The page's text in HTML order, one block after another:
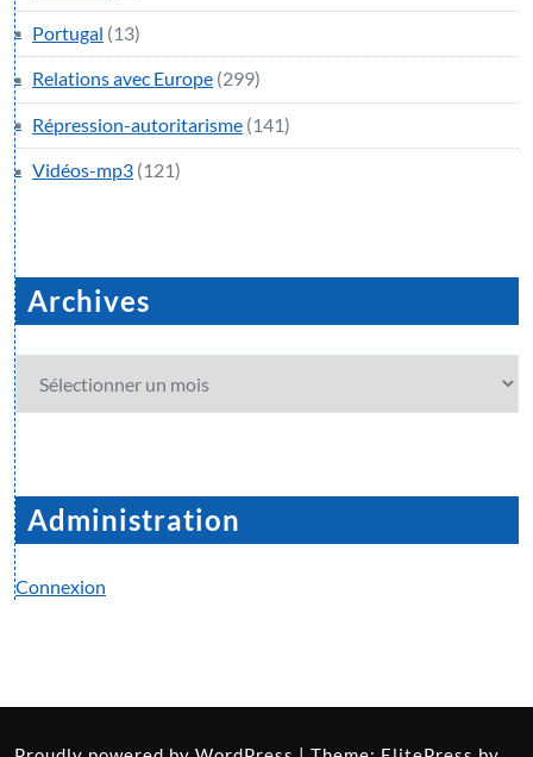
Portugal (13)
Relations avec Europe (299)
Répression-autoritarisme (141)
Vidéos-mp3 (121)
Archives
Archives
Administration
Connexion